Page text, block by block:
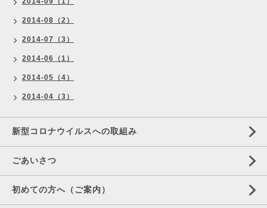
2014-08（2）
2014-07（3）
2014-06（1）
2014-05（4）
2014-04（3）
新型コロナウイルスへの取組み
ごあいさつ
初めての方へ（ご案内）